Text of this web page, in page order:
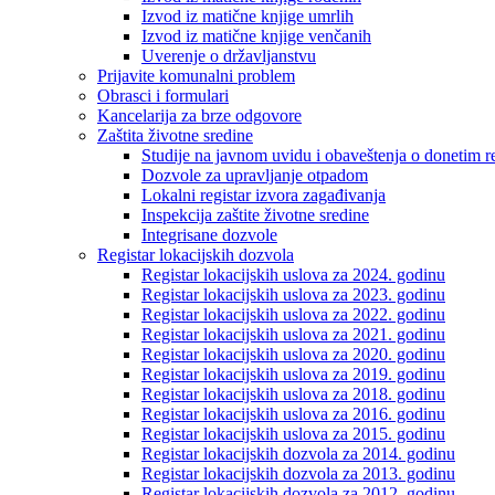
Izvod iz matične knjige umrlih
Izvod iz matične knjige venčanih
Uverenje o državljanstvu
Prijavite komunalni problem
Obrasci i formulari
Kancelarija za brze odgovore
Zaštita životne sredine
Studije na javnom uvidu i obaveštenja o donetim
Dozvole za upravljanje otpadom
Lokalni registar izvora zagađivanja
Inspekcija zaštite životne sredine
Integrisane dozvole
Registar lokacijskih dozvola
Registar lokacijskih uslova za 2024. godinu
Registar lokacijskih uslova za 2023. godinu
Registar lokacijskih uslova za 2022. godinu
Registar lokacijskih uslova za 2021. godinu
Registar lokacijskih uslova za 2020. godinu
Registar lokacijskih uslova za 2019. godinu
Registar lokacijskih uslova za 2018. godinu
Registar lokacijskih uslova za 2016. godinu
Registar lokacijskih uslova za 2015. godinu
Registar lokacijskih dozvola za 2014. godinu
Registar lokacijskih dozvola za 2013. godinu